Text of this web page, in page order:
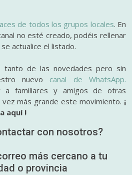
de todos los grupos locales. En
no esté creado, podéis rellenar
actualice el listado.
de las novedades pero sin
nuevo canal de WhatsApp.
a familiares y amigos de otras
vez más grande este movimiento. ¡
aquí !
con nosotros?
más cercano a tu
o provincia